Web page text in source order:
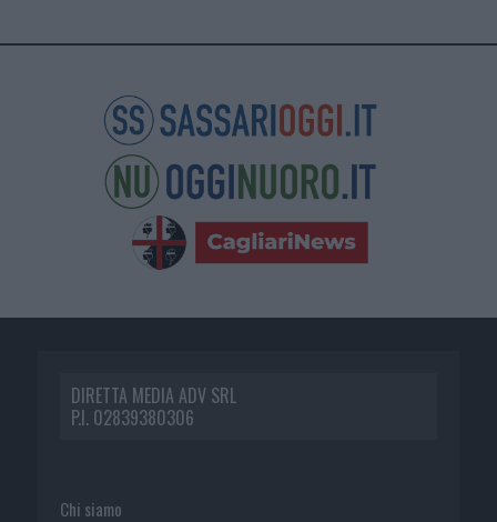
DIRETTA MEDIA ADV SRL
P.I. 02839380306
Chi siamo